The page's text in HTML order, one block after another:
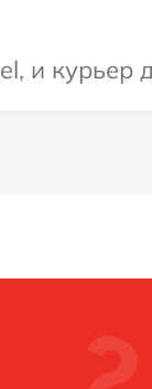
курьер